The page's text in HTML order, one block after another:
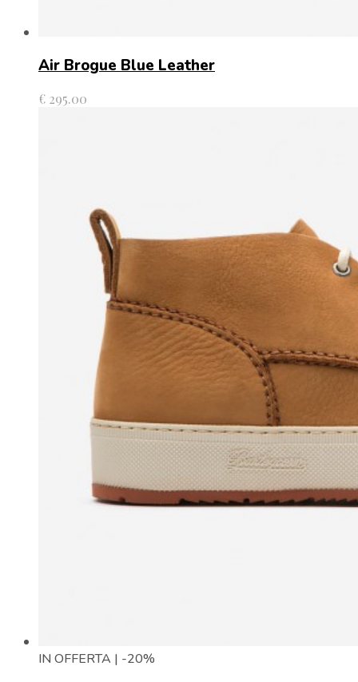
Air Brogue Blue Leather
€ 295.00
IN OFFERTA | -20%